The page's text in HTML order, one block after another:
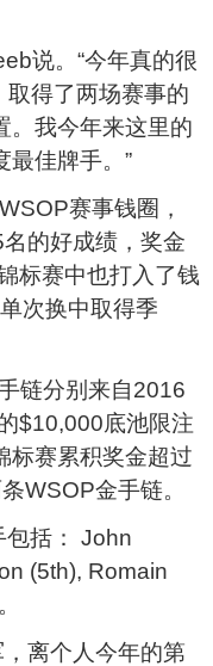
说。“今年真的很
得了两场赛事的
。我今年来这里的
最佳牌手。”
赛事钱圈，
的好成绩，奖金
标赛中也打入了钱
次换中取得季
链分别来自2016
$10,000底池限注
标赛累积奖金超过
WSOP金手链。
包括： John
(5th), Romain
离个人今年的第